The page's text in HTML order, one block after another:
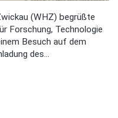
(WHZ) begrüßte
Forschung, Technologie
Besuch auf dem
des...